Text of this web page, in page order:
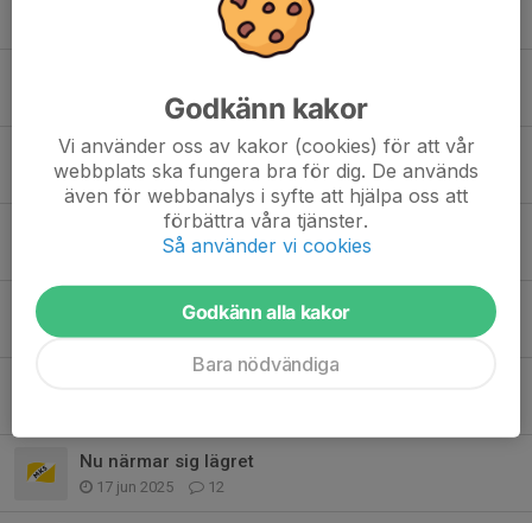
5
27 jun, 22:47 0
Onsdag!
25 jun, 16:28 3
24 jun, 11:09 3
Nu närmar sig lägret
17 jun 2025 12
Godkänn kakor
Vi använder oss av kakor (cookies) för att vår
webbplats ska fungera bra för dig. De används
även för webbanalys i syfte att hjälpa oss att
förbättra våra tjänster.
Så använder vi cookies
Godkänn alla kakor
Bara nödvändiga